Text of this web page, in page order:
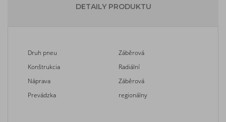
DETAILY PRODUKTU
Druh pneu
Záběrová
Konštrukcia
Radiální
Náprava
Záběrová
Prevádzka
regionálny